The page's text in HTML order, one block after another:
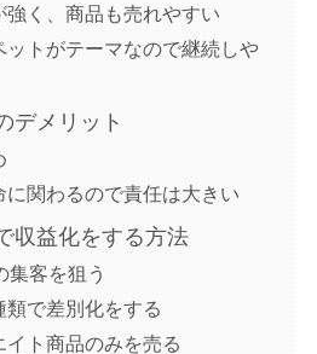
強く、商品も売れやすい
ットがテーマなので継続しや
デメリット
に関わるので責任は大きい
収益化をする方法
集客を狙う
類で差別化をする
イト商品のみを売る